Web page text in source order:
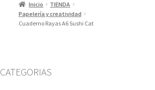
Inicio
TIENDA
Papelería y creatividad
Cuaderno Rayas A6 Sushi Cat
CATEGORIAS